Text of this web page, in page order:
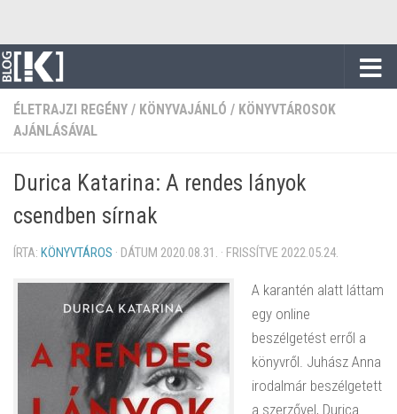
ÉLETRAJZI REGÉNY / KÖNYVAJÁNLÓ / KÖNYVTÁROSOK
AJÁNLÁSÁVAL
Durica Katarina: A rendes lányok
csendben sírnak
ÍRTA: KÖNYVTÁROS · DÁTUM 2020.08.31. · FRISSÍTVE 2022.05.24.
A karantén alatt láttam
egy online
beszélgetést erről a
könyvről. Juhász Anna
irodalmár beszélgetett
a szerzővel, Durica